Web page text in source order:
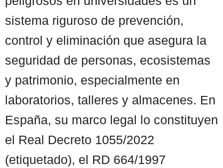
sistema riguroso de prevención,
control y eliminación que asegura la
seguridad de personas, ecosistemas
y patrimonio, especialmente en
laboratorios, talleres y almacenes. En
España, su marco legal lo constituyen
el Real Decreto 1055/2022
(etiquetado), el RD 664/1997